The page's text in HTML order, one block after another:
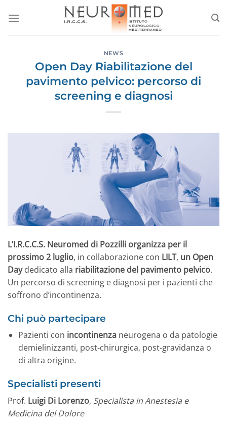
NEWS
Open Day Riabilitazione del
pavimento pelvico: percorso di
screening e diagnosi
L’I.R.C.C.S. Neuromed di Pozzilli organizza per il
prossimo 2 luglio, in collaborazione con LILT, un Open
Daydedicato alla riabilitazione del pavimento pelvico.
Un percorso di screening e diagnosi per i pazienti che
soffrono d’incontinenza.
Chi può partecipare
Pazienti con incontinenzaneurogena o da patologie
demielinizzanti, post-chirurgica, post-gravidanza o
di altra origine.
Specialisti presenti
Prof. Luigi Di Lorenzo, Specialista in Anestesia e
Medicina del Dolore